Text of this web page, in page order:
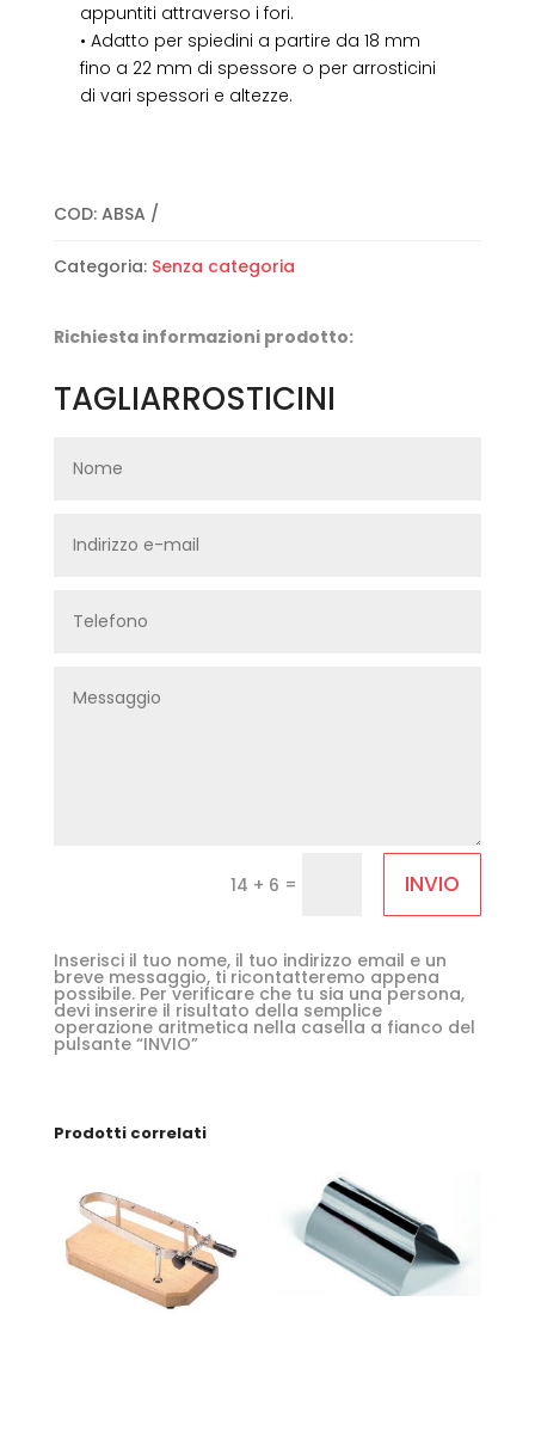
appuntiti attraverso i fori.
• Adatto per spiedini a partire da 18 mm
fino a 22 mm di spessore o per arrosticini
di vari spessori e altezze.
COD: ABSA
Categoria: Senza categoria
Richiesta informazioni prodotto:
TAGLIARROSTICINI
14 + 6 = INVIO
Inserisci il tuo nome, il tuo indirizzo email e un
breve messaggio, ti ricontatteremo appena
possibile. Per verificare che tu sia una persona,
devi inserire il risultato della semplice
operazione aritmetica nella casella a fianco del
pulsante “INVIO”
Prodotti correlati